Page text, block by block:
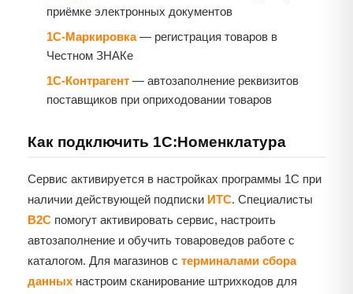
приёмке электронных документов
1С-Маркировка— регистрация товаров в
Честном ЗНАКе
1С-Контрагент — автозаполнение реквизитов
поставщиков при оприходовании товаров
Как подключить 1С:Номенклатура
Сервис активируется в настройках программы 1С при
наличии действующей подписки ИТС. Специалисты
B2C помогут активировать сервис, настроить
автозаполнение и обучить товароведов работе с
каталогом. Для магазинов с терминалами сбора
данных настроим сканирование штрихкодов для